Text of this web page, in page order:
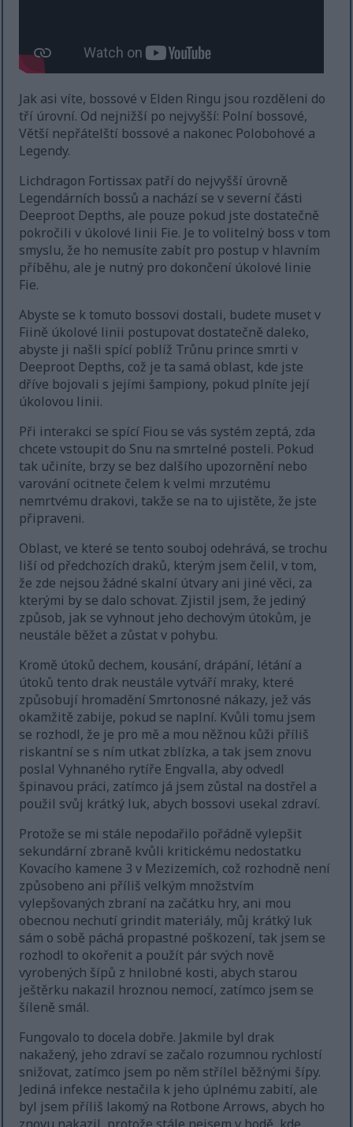
Jak asi víte, bossové v Elden Ringu jsou rozděleni do
tří úrovní. Od nejnižší po nejvyšší: Polní bossové,
Větší nepřátelští bossové a nakonec Polobohové a
Legendy.
Lichdragon Fortissax patří do nejvyšší úrovně
Legendárních bossů a nachází se v severní části
Deeproot Depths, ale pouze pokud jste dostatečně
pokročili v úkolové linii Fie. Je to volitelný boss v tom
smyslu, že ho nemusíte zabít pro postup v hlavním
příběhu, ale je nutný pro dokončení úkolové linie
Fie.
Abyste se k tomuto bossovi dostali, budete muset v
Fiině úkolové linii postupovat dostatečně daleko,
abyste ji našli spící poblíž Trůnu prince smrti v
Deeproot Depths, což je ta samá oblast, kde jste
dříve bojovali s jejími šampiony, pokud plníte její
úkolovou linii.
Při interakci se spící Fiou se vás systém zeptá, zda
chcete vstoupit do Snu na smrtelné posteli. Pokud
tak učiníte, brzy se bez dalšího upozornění nebo
varování ocitnete čelem k velmi mrzutému
nemrtvému drakovi, takže se na to ujistěte, že jste
připraveni.
Oblast, ve které se tento souboj odehrává, se trochu
liší od předchozích draků, kterým jsem čelil, v tom,
že zde nejsou žádné skalní útvary ani jiné věci, za
kterými by se dalo schovat. Zjistil jsem, že jediný
způsob, jak se vyhnout jeho dechovým útokům, je
neustále běžet a zůstat v pohybu.
Kromě útoků dechem, kousání, drápání, létání a
útoků tento drak neustále vytváří mraky, které
způsobují hromadění Smrtonosné nákazy, jež vás
okamžitě zabije, pokud se naplní. Kvůli tomu jsem
se rozhodl, že je pro mě a mou něžnou kůži příliš
riskantní se s ním utkat zblízka, a tak jsem znovu
poslal Vyhnaného rytíře Engvalla, aby odvedl
špinavou práci, zatímco já jsem zůstal na dostřel a
použil svůj krátký luk, abych bossovi usekal zdraví.
Protože se mi stále nepodařilo pořádně vylepšit
sekundární zbraně kvůli kritickému nedostatku
Kovacího kamene 3 v Mezizemích, což rozhodně není
způsobeno ani příliš velkým množstvím
vylepšovaných zbraní na začátku hry, ani mou
obecnou nechutí grindit materiály, můj krátký luk
sám o sobě páchá propastné poškození, tak jsem se
rozhodl to okořenit a použít pár svých nově
vyrobených šípů z hnilobné kosti, abych starou
ještěrku nakazil hroznou nemocí, zatímco jsem se
šíleně smál.
Fungovalo to docela dobře. Jakmile byl drak
nakažený, jeho zdraví se začalo rozumnou rychlostí
snižovat, zatímco jsem po něm střílel běžnými šípy.
Jediná infekce nestačila k jeho úplnému zabití, ale
byl jsem příliš lakomý na Rotbone Arrows, abych ho